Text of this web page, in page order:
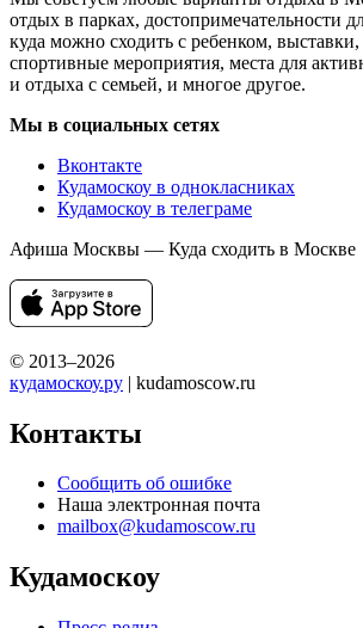
отдых в парках, достопримечательности
куда можно сходить с ребенком,
спортивные мероприятия, места для
и отдыха с семьей, и многое другое.
Мы в социальных сетях
Вконтакте
Кудамоскоу в однокласниках
Кудамоскоу в телеграме
Афиша Москвы — Куда сходить в Москве
© 2013–2026
кудамоскоу.ру | kudamoscow.ru
Контакты
Сообщить об ошибке
Наша электронная почта
mailbox@kudamoscow.ru
Кудамоскоу